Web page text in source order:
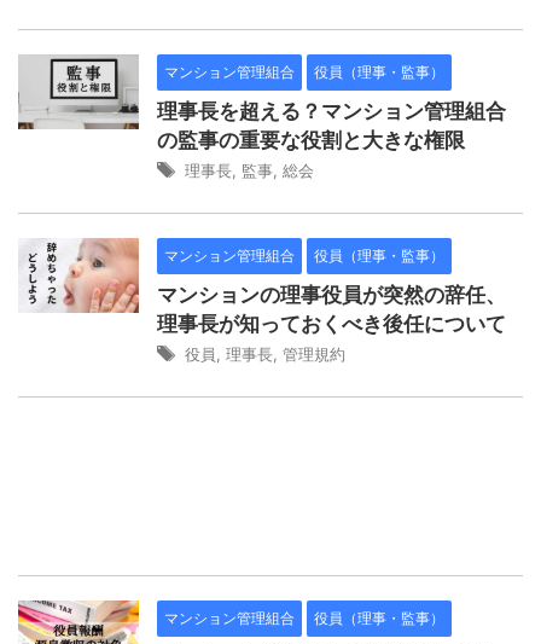
マンション管理組合 役員（理事・監事）
理事長を超える？マンション管理組合
の監事の重要な役割と大きな権限
理事長 監事 総会
マンション管理組合 役員（理事・監事）
マンションの理事役員が突然の辞任、
理事長が知っておくべき後任について
役員 理事長 管理規約
マンション管理組合 役員（理事・監事）